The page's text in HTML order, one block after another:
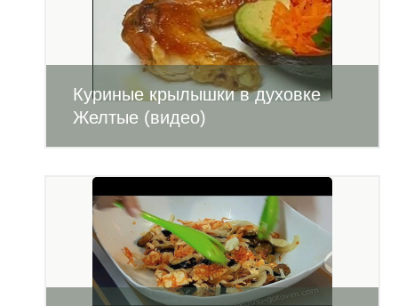
Куриные крылышки в духовке
Желтые (видео)